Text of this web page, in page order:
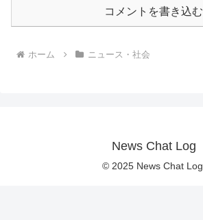
コメントを書き込む
ホーム ニュース・社会
News Chat Log
© 2025 News Chat Log.